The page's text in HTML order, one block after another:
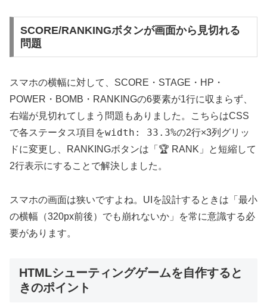
SCORE/RANKINGボタンが画面から見切れる
問題
スマホの横幅に対して、SCORE・STAGE・HP・
POWER・BOMB・RANKINGの6要素が1行に収まらず、
右端が見切れてしまう問題もありました。こちらはCSS
で各ステータス項目をwidth: 33.3%の2行×3列グリッ
ドに変更し、RANKINGボタンは「🏆 RANK」と短縮して
2行表示にすることで解決しました。
スマホの画面は狭いですよね。UIを設計するときは「最小
の横幅（320px前後）でも崩れないか」を常に意識する必
要があります。
HTMLシューティングゲームを自作すると
きのポイント